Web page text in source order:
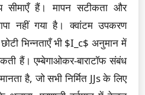
सीमाएँ हैं। मापन सटीकता और
नहीं गया है। क्वांटम उपकरण
भिन्नताएँ भी $I_c$ अनुमान में
हैं। एम्बेगाओकर-बाराटॉफ संबंध
है, जो सभी निर्मित JJs के लिए